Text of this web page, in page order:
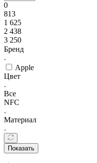
0
813
1 625
2 438
3 250
Бренд
Apple
Цвет
Все
NFC
Материал
Показать